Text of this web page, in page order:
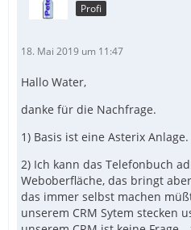
Profi
18. Mai 2019 um 11:47
Hallo Water,
danke für die Nachfrage.
1) Basis ist eine Asterix
2) Ich kann das Telefonbuch
Weboberfläche, das bringt
das immer selbst machen
unserem CRM Sytem stecken